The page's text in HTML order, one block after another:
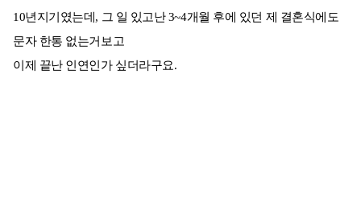
10년지기였는데, 그 일 있고난 3~4개월 후에 있던 제 결혼식에도
문자 한통 없는거보고
이제 끝난 인연인가 싶더라구요.